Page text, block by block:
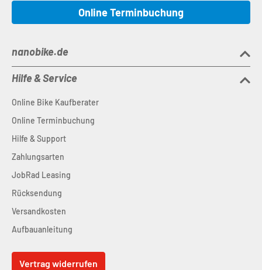
Online Terminbuchung
nanobike.de
Hilfe & Service
Online Bike Kaufberater
Online Terminbuchung
Hilfe & Support
Zahlungsarten
JobRad Leasing
Rücksendung
Versandkosten
Aufbauanleitung
Vertrag widerrufen